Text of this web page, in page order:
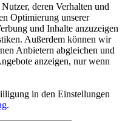
deren Verhalten und
Optimierung unserer
und Inhalte anzuzeigen
Außerdem können wir
Anbietern abgleichen und
anzeigen, nur wenn
in den Einstellungen
.